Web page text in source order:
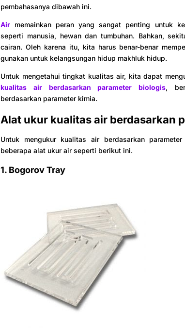
pembahasanya dibawah ini.
Air memainkan peran yang sangat penting untuk
seperti manusia, hewan dan tumbuhan. Bahkan,
cairan. Oleh karena itu, kita harus benar-benar
gunakan untuk kelangsungan hidup makhluk hidup.
Untuk mengetahui tingkat kualitas air, kita dapat
kualitas air berdasarkan parameter biologis,
berdasarkan parameter kimia.
Alat ukur kualitas air berdasarkan
Untuk mengukur kualitas air berdasarkan
beberapa alat ukur air seperti berikut ini.
1. Bogorov Tray